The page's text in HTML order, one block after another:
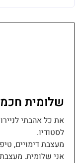
שלומית
את כל אהבתי
לסטודיו.
מעצבת דימויים,
אני שלומית.